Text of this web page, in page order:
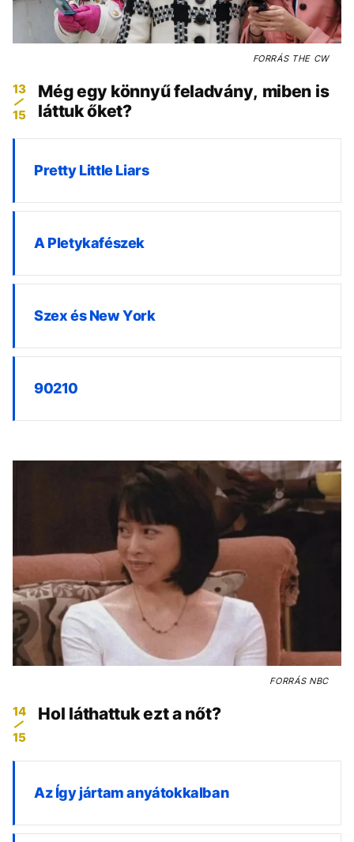
FORRÁSTHE CW
13
15
Még egy könnyű feladvány, miben is
láttuk őket?
Pretty Little Liars
A Pletykafészek
Szex és New York
90210
FORRÁSNBC
14
15
Hol láthattuk ezt a nőt?
Az Így jártam anyátokkalban